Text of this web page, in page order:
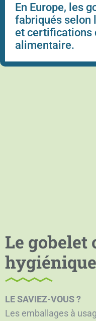
Le gobelet
hygiénique
LE SAVIEZ-VOUS ?
Les emballages à
En Europe, les
fabriqués selon
et certifications
alimentaire.